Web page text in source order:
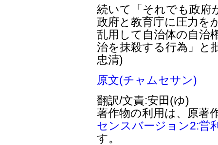
続いて「それでも政府
政府と教育庁に圧力を
乱用して自治体の自治
治を抹殺する行為」と
忠清)
原文(チャムセサン)
翻訳/文責:安田(ゆ)
著作物の利用は、原著
センスバージョン2:営
す。